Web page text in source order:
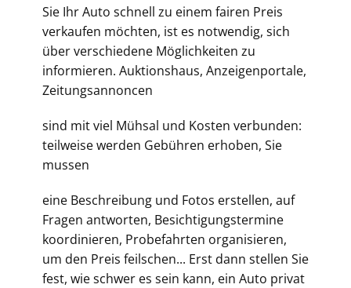
Sie Ihr Auto schnell zu einem fairen Preis
verkaufen möchten, ist es notwendig, sich
über verschiedene Möglichkeiten zu
informieren. Auktionshaus, Anzeigenportale,
Zeitungsannoncen
sind mit viel Mühsal und Kosten verbunden:
teilweise werden Gebühren erhoben, Sie
mussen
eine Beschreibung und Fotos erstellen, auf
Fragen antworten, Besichtigungstermine
koordinieren, Probefahrten organisieren,
um den Preis feilschen... Erst dann stellen Sie
fest, wie schwer es sein kann, ein Auto privat